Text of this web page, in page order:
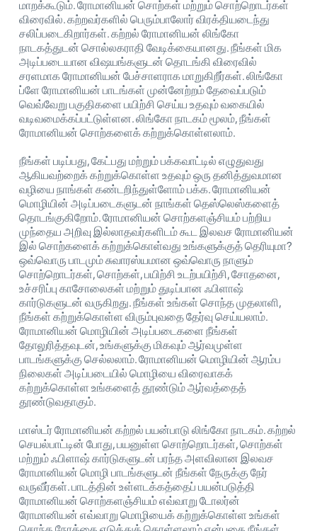
மாறக்கூடும். ரோமானியன் சொற்கள் மற்றும் சொற்றொடர்கள்
விரைவில். கற்றவர்களில் பெரும்பாலோர் விரக்தியடைந்து
சலிப்படைகிறார்கள். கற்றல் ரோமானியன் லிங்கோ
நாடகத்துடன் சொல்லகராதி வேடிக்கையானது. நீங்கள் மிக
அடிப்படையான விஷயங்களுடன் தொடங்கி விரைவில்
சரளமாக ரோமானியன் பேச்சாளராக மாறுகிறீர்கள். லிங்கோ
ப்ளே ரோமானியன் பாடங்கள் முன்னேற்றம் தேவைப்படும்
வெவ்வேறு பகுதிகளை பயிற்சி செய்ய உதவும் வகையில்
வடிவமைக்கப்பட்டுள்ளன. லிங்கோ நாடகம் மூலம், நீங்கள்
ரோமானியன் சொற்களைக் கற்றுக்கொள்ளலாம்.
நீங்கள் படிப்பது, கேட்பது மற்றும் பக்கவாட்டில் எழுதுவது
ஆகியவற்றைக் கற்றுக்கொள்ள உதவும் ஒரு தனித்துவமான
வழியை நாங்கள் கண்டறிந்துள்ளோம் பக்க. ரோமானியன்
மொழியின் அடிப்படைகளுடன் நாங்கள் தெஸ்லெஸ்களைத்
தொடங்குகிறோம். ரோமானியன் சொற்களஞ்சியம் பற்றிய
முந்தைய அறிவு இல்லாதவர்களிடம் கூட இலவச ரோமானியன்
இல் சொற்களைக் கற்றுக்கொள்வது உங்களுக்குத் தெரியுமா?
ஒவ்வொரு பாடமும் சுவாரஸ்யமான ஒவ்வொரு நாளும்
சொற்றொடர்கள், சொற்கள், பயிற்சி உடற்பயிற்சி, சோதனை,
உச்சரிப்பு காசோலைகள் மற்றும் துடிப்பான ஃபிளாஷ்
கார்டுகளுடன் வருகிறது. நீங்கள் உங்கள் சொந்த முதலாளி,
நீங்கள் கற்றுக்கொள்ள விரும்புவதை தேர்வு செய்யலாம்.
ரோமானியன் மொழியின் அடிப்படைகளை நீங்கள்
தோலுரித்தவுடன், உங்களுக்கு மிகவும் ஆர்வமுள்ள
பாடங்களுக்கு செல்லலாம். ரோமானியன் மொழியின் ஆரம்ப
நிலைகள் அடிப்படையில் மொழியை விரைவாகக்
கற்றுக்கொள்ள உங்களைத் தூண்டும் ஆர்வத்தைத்
தூண்டுவதாகும்.
மாஸ்டர் ரோமானியன் கற்றல் பயன்பாடு லிங்கோ நாடகம். கற்றல்
செயல்பாட்டின் போது, ​​பயனுள்ள சொற்றொடர்கள், சொற்கள்
மற்றும் ஃபிளாஷ் கார்டுகளுடன் பரந்த அளவிலான இலவச
ரோமானியன் மொழி பாடங்களுடன் நீங்கள் நேருக்கு நேர்
வருவீர்கள். பாடத்தின் உள்ளடக்கத்தைப் பயன்படுத்தி
ரோமானியன் சொற்களஞ்சியம் எவ்வாறு டோலர்ன்
ரோமானியன் எவ்வாறு மொழியைக் கற்றுக்கொள்ள உங்கள்